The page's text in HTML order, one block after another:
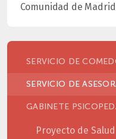
Comunidad de
SERVICIO DE
SERVICIO DE
GABINETE
Proyecto de